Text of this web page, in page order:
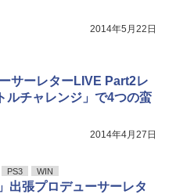
2014年5月22日
サーレターLIVE Part2レ
ルチャレンジ」で4つの蛮
2014年4月27日
PS3 WIN
出張プロデューサーレタ